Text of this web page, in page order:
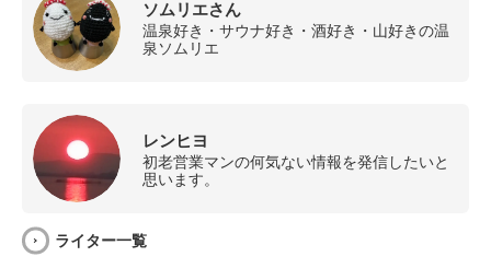
ソムリエさん
温泉好き・サウナ好き・酒好き・山好きの温
泉ソムリエ
レンヒヨ
初老営業マンの何気ない情報を発信したいと
思います。
ライター一覧